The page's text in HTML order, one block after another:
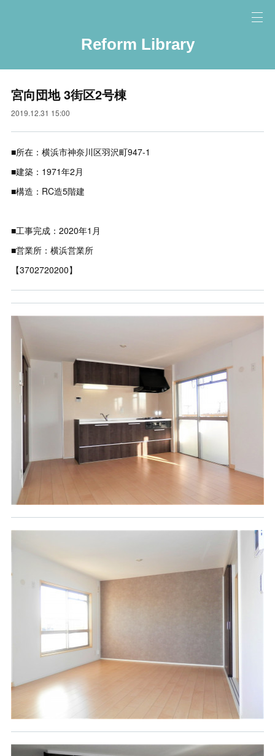
Reform Library
宮向団地 3街区2号棟
2019.12.31 15:00
■所在：横浜市神奈川区羽沢町947-1
■建築：1971年2月
■構造：RC造5階建
■工事完成：2020年1月
■営業所：横浜営業所
【3702720200】